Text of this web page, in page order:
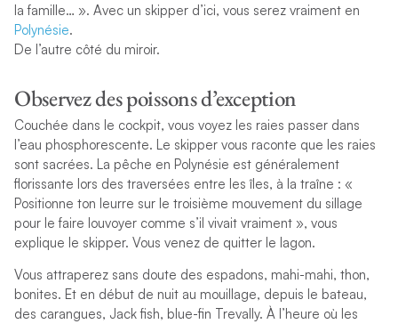
la famille… ». Avec un skipper d’ici, vous serez vraiment en
Polynésie.
De l’autre côté du miroir.
Observez des poissons d’exception
Couchée dans le cockpit, vous voyez les raies passer dans
l’eau phosphorescente. Le skipper vous raconte que les raies
sont sacrées. La pêche en Polynésie est généralement
florissante lors des traversées entre les îles, à la traîne : «
Positionne ton leurre sur le troisième mouvement du sillage
pour le faire louvoyer comme s’il vivait vraiment », vous
explique le skipper. Vous venez de quitter le lagon.
Vous attraperez sans doute des espadons, mahi-mahi, thon,
bonites. Et en début de nuit au mouillage, depuis le bateau,
des carangues, Jack fish, blue-fin Trevally. À l’heure où les